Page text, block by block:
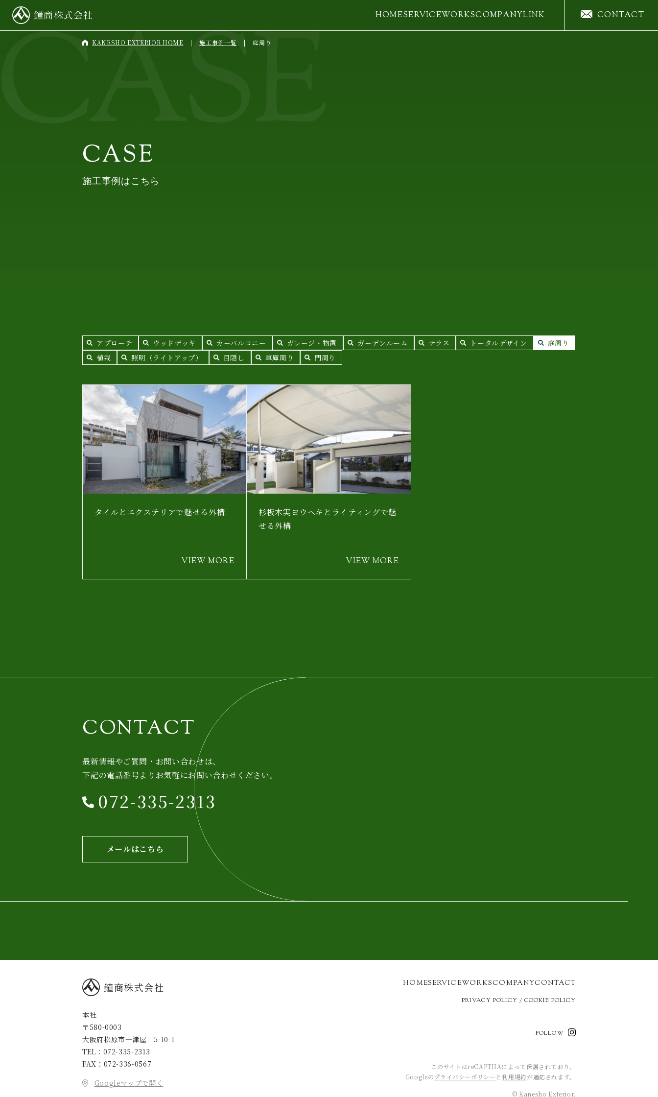
鐘商株式会社 HOMESERVICEWORKSCOMPANYLINK CONTACT
KANESHO EXTERIOR HOME 施工事例一覧 庭周り
CASE
施工事例はこちら
アプローチ ウッドデッキ カーバルコニー ガレージ・物置 ガーデンルーム テラス トータルデザイン
庭周り
植栽
照明（ライトアップ） 目隠し 車庫周り 門周り
タイルとエクステリアで魅せる外構
VIEW MORE
杉板木実ヨウヘキとライティングで魅
せる外構
VIEW MORE
CONTACT
最新情報やご質問・お問い合わせは、
下記の電話番号よりお気軽にお問い合わせください。
072-335-2313
メールはこちら
鐘商株式会社
本社
〒580-0003
大阪府松原市一津屋 5-10-1
TEL：072-335-2313
FAX：072-336-0567
Googleマップで開く
HOMESERVICEWORKSCOMPANYCONTACT
PRIVACY POLICY / COOKIE POLICY
FOLLOW
このサイトはreCAPTHAによって保護されており、
Googleのプライバシーポリシー と利用規約が適応されます。
© Kanesho Exterior.